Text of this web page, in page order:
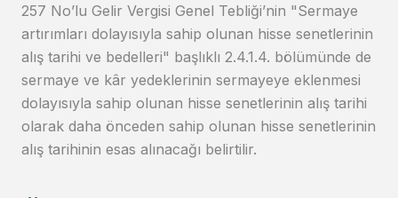
257 No’lu Gelir Vergisi Genel Tebliği’nin "Sermaye
artırımları dolayısıyla sahip olunan hisse senetlerinin
alış tarihi ve bedelleri" başlıklı 2.4.1.4. bölümünde de
sermaye ve kâr yedeklerinin sermayeye eklenmesi
dolayısıyla sahip olunan hisse senetlerinin alış tarihi
olarak daha önceden sahip olunan hisse senetlerinin
alış tarihinin esas alınacağı belirtilir.